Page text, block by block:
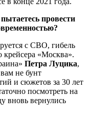
провести
?
с СВО, гибель
крейсера «Москва».
Петра Луцика,
не бунт
и сюжетов за 30 лет
посмотреть на
вновь вернулись